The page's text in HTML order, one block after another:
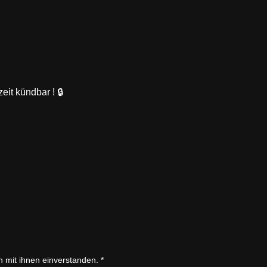
kündbar ! 🔒
mit ihnen einverstanden. *